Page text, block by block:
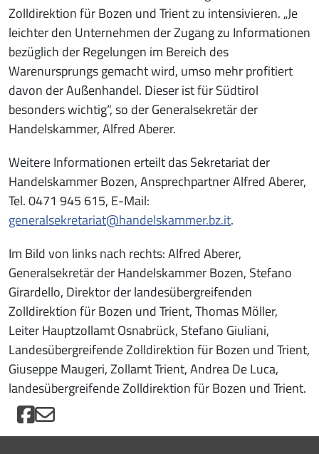
Zolldirektion für Bozen und Trient zu intensivieren. „Je
leichter den Unternehmen der Zugang zu Informationen
bezüglich der Regelungen im Bereich des
Warenursprungs gemacht wird, umso mehr profitiert
davon der Außenhandel. Dieser ist für Südtirol
besonders wichtig“, so der Generalsekretär der
Handelskammer, Alfred Aberer.
Weitere Informationen erteilt das Sekretariat der
Handelskammer Bozen, Ansprechpartner Alfred Aberer,
Tel. 0471 945 615, E-Mail:
generalsekretariat@handelskammer.bz.it.
Im Bild von links nach rechts: Alfred Aberer,
Generalsekretär der Handelskammer Bozen, Stefano
Girardello, Direktor der landesübergreifenden
Zolldirektion für Bozen und Trient, Thomas Möller,
Leiter Hauptzollamt Osnabrück, Stefano Giuliani,
Landesübergreifende Zolldirektion für Bozen und Trient,
Giuseppe Maugeri, Zollamt Trient, Andrea De Luca,
landesübergreifende Zolldirektion für Bozen und Trient.